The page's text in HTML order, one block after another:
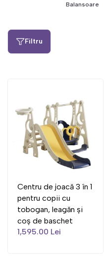
Balansoare
Filtru
Centru de joacă 3 în 1
pentru copii cu
tobogan, leagăn și
coș de baschet
1,595.00 Lei